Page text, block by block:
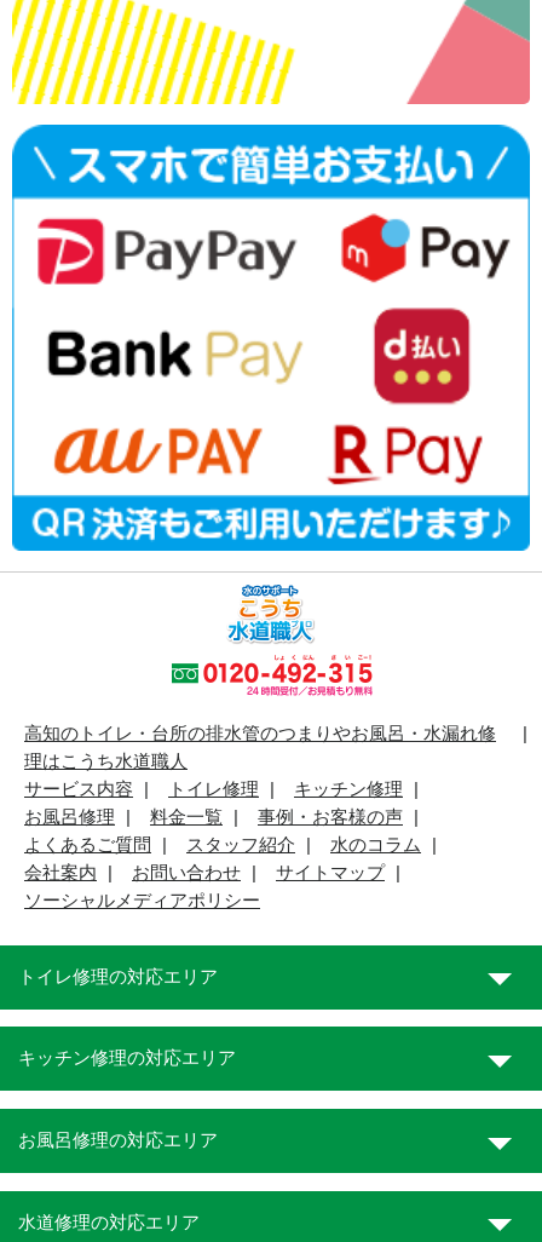
高知のトイレ・台所の排水管のつまりやお風呂・水漏れ修
理はこうち水道職人
サービス内容
トイレ修理
キッチン修理
お風呂修理
料金一覧
事例・お客様の声
よくあるご質問
スタッフ紹介
水のコラム
会社案内
お問い合わせ
サイトマップ
ソーシャルメディアポリシー
トイレ修理の対応エリア
キッチン修理の対応エリア
お風呂修理の対応エリア
水道修理の対応エリア